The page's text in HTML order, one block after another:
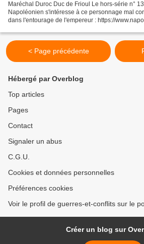
Maréchal Duroc Duc de Frioul Le hors-série n°
Napoléonien s'intéresse à ce personnage mal
dans l'entourage de l'empereur : https://
< Page précédente
Hébergé par Overblog
Top articles
Pages
Contact
Signaler un abus
C.G.U.
Cookies et données personnelles
Préférences cookies
Voir le profil de guerres-et-conflits sur le
Créer un blog sur